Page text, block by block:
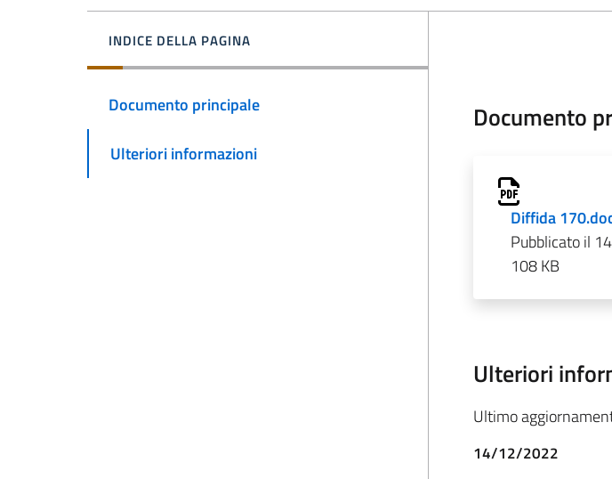
INDICE DELLA PAGINA
Documento principale
Ulteriori informazioni
Documento
Diffida
Pubblicato il
108 KB
Ulteriori
Ultimo
14/12/2022